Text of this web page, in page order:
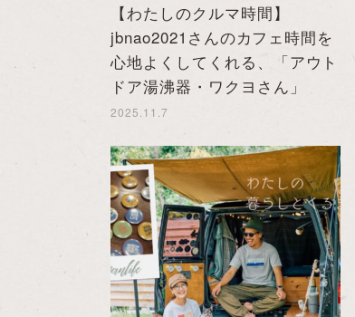
【わたしのクルマ時間】
jbnao2021さんのカフェ時間を
心地よくしてくれる、「アウト
ドア湯沸器・ワクヨさん」
2025.11.7